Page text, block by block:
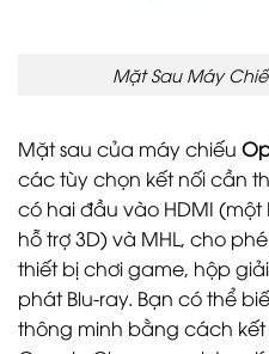
Mặt Sau Máy
Mặt sau của máy chiếu
các tùy chọn kết nối cần
có hai đầu vào HDMI (một
hỗ trợ 3D) và MHL, cho
thiết bị chơi game, hộp
phát Blu-ray. Bạn có thể
thông minh bằng cách